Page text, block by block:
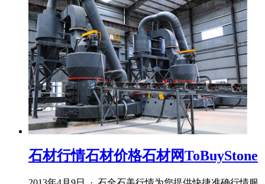
石材行情石材价格石材网ToBuyStone